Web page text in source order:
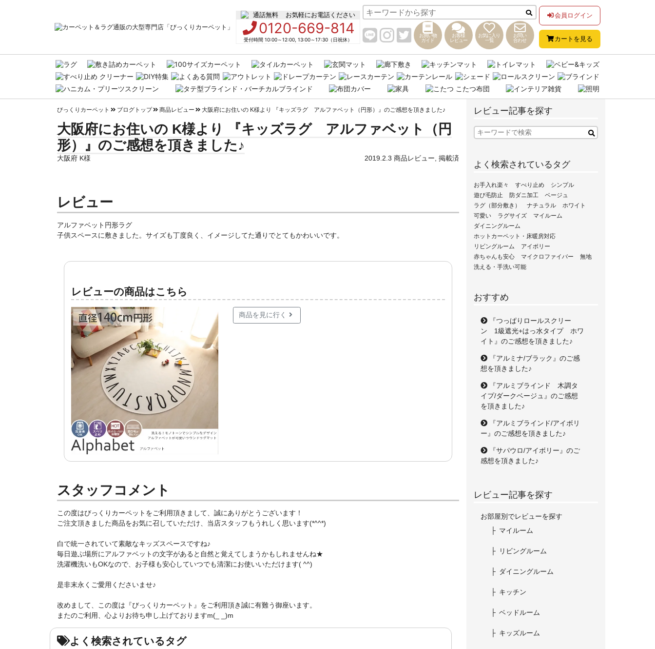
お気軽にお電話ください
0120-669-814
受付時間 10:00～12:00, 13:00～17:30（日祝休）
お買い物
ガイド
お客様
レビュー
お気に入り
一覧
お問い
合わせ
会員ログイン
カートを見る
びっくりカーペット ブログトップ 商品レビュー 大阪府にお住いの K様より 『キッズラグ アルファベット（円形）』のご感想を頂きました♪
大阪府にお住いの K様より 『キッズラグ アルファベット（円
形）』のご感想を頂きました♪
大阪府 K様 2019.2.3 商品レビュー 掲載済
レビュー
アルファベット円形ラグ
子供スペースに敷きました。サイズも丁度良く、イメージしてた通りでとてもかわいいです。
レビューの商品はこちら
商品を見に行く
スタッフコメント
この度はびっくりカーペットをご利用頂きまして、誠にありがとうございます！
ご注文頂きました商品をお気に召していただけ、当店スタッフもうれしく思います(*^^*)
白で統一されていて素敵なキッズスペースですね♪
毎日遊ぶ場所にアルファベットの文字があると自然と覚えてしまうかもしれませんね★
洗濯機洗いもOKなので、お子様も安心していつでも清潔にお使いいただけます( ^^)
是非末永くご愛用くださいませ♪
改めまして、この度は『びっくりカーペット』をご利用頂き誠に有難う御座います。
またのご利用、心よりお待ち申し上げておりますm(_ _)m
よく検索されているタグ
レビュー記事を探す
よく検索されているタグ
お手入れ楽々 すべり止め
シンプル
遊び毛防止
防ダニ加工
ベージュ
ラグ（部分敷き）
ナチュラル
ホワイト
可愛い
ラグサイズ
マイルーム
ダイニングルーム
ホットカーペット・床暖房対応
リビングルーム
アイボリー
赤ちゃんも安心
マイクロファイバー
無地
洗える・手洗い可能
おすすめ
『つっぱりロールスクリー
ン 1級遮光+はっ水タイプ ホワ
イト』のご感想を頂きました♪
『アルミナ/ブラック』のご感
想を頂きました♪
『アルミブラインド 木調タ
イプ/ダークベージュ』のご感想
を頂きました♪
『アルミブラインド/アイボリ
ー』のご感想を頂きました♪
『サパウロ/アイボリー』のご
感想を頂きました♪
レビュー記事を探す
お部屋別でレビューを探す
マイルーム
リビングルーム
ダイニングルーム
キッチン
ベッドルーム
キッズルーム